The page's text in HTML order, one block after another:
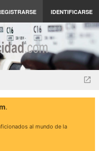
IDENTIFICARSE
.
al mundo de la